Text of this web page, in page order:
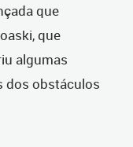
que
que
algumas
dos obstáculos